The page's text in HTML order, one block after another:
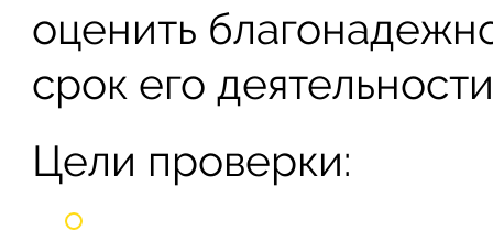
оценить
срок его
Цели проверки: